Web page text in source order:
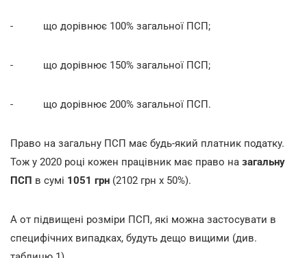
- що дорівнює 100% загальної ПСП;
- що дорівнює 150% загальної ПСП;
- що дорівнює 200% загальної ПСП.
Право на загальну ПСП має будь-який платник податку.
Тож у 2020 році кожен працівник має право на загальну
ПСП в сумі 1051 грн (2102 грн х 50%).
А от підвищені розміри ПСП, які можна застосувати в
специфічних випадках, будуть дещо вищими (див.